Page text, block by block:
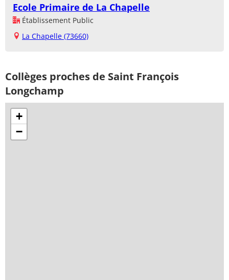
Ecole Primaire de La Chapelle
Établissement Public
La Chapelle (73660)
Collèges proches de Saint François
Longchamp
+
−